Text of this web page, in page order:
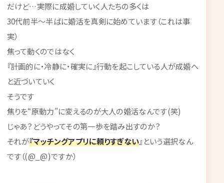
だけど…実際に成婚していく人たちの多くは
30代前半〜半ばに婚活を真剣に始めています（これは事
実）
焦って動くのではなく
『計画的に・冷静に・確実に』行動を起こしている人が成婚へ
と近づいていく
そうです
焦りを“原動力”に変えるのが大人の婚活なんです(笑)
じゃあ？どうやってその第一歩を踏み出すのか？
それが『マッチングアプリに頼りすぎない』という選択なん
です（(@_@)ですか）